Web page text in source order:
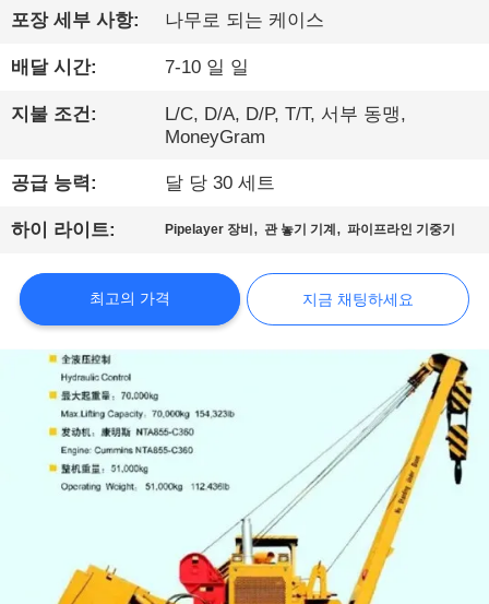
에
대
하
공
장
여
행
포장 세부 사항: 나무로 되는 케이스
배달 시간: 7-10 일 일
지불 조건:
L/C, D/A, D/P, T/T, 서부 동맹,
MoneyGram
공급 능력: 달 당 30 세트
하이 라이트: Pipelayer 장비 ,관 놓기 기계 ,파이프라인 기중기
최고의 가격 지금 채팅하세요